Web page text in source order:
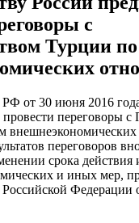
с
Турции
от 30 июня 2016
переговоры с
переговоров
срока действия
и иных мер,
Федерации